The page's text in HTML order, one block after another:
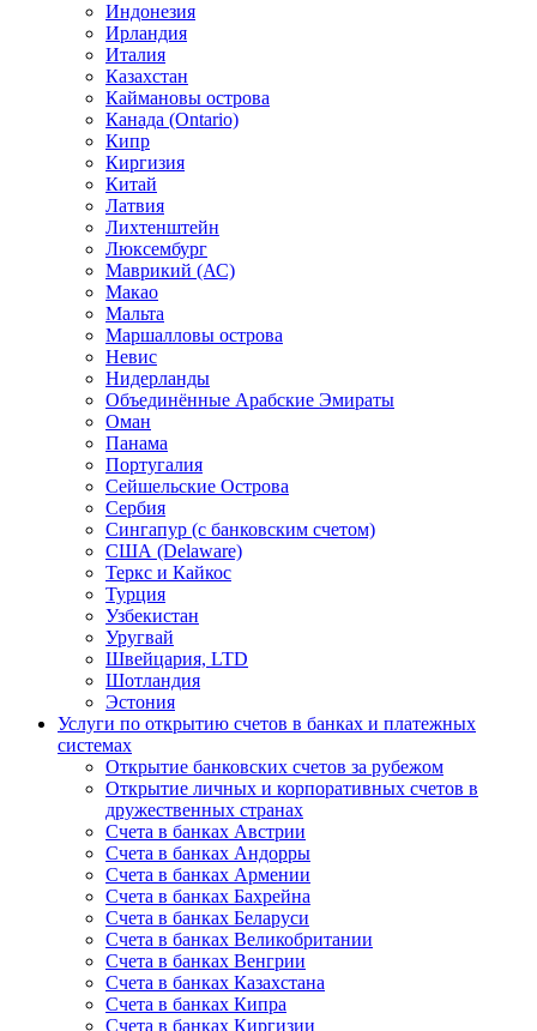
Индонезия
Ирландия
Италия
Казахстан
Каймановы острова
Канада (Ontario)
Кипр
Киргизия
Китай
Латвия
Лихтенштейн
Люксембург
Маврикий (АС)
Макао
Мальта
Маршалловы острова
Нeвис
Нидерланды
Объединённые Арабские Эмираты
Оман
Панама
Португалия
Сейшельские Острова
Сербия
Сингапур (c банковским счетом)
США (Delaware)
Теркс и Кайкос
Турция
Узбекистан
Уругвай
Швейцария, LTD
Шотландия
Эстония
Услуги по открытию счетов в банках и платежных
системах
Открытие банковских счетов за рубежом
Открытие личных и корпоративных счетов в
дружественных странах
Счета в банках Австрии
Счета в банках Андорры
Счета в банках Армении
Счета в банках Бахрейна
Счета в банках Беларуси
Счета в банках Великобритании
Счета в банках Венгрии
Счета в банках Казахстана
Счета в банках Кипра
Счета в банках Киргизии